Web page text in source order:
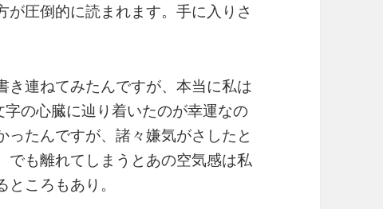
圧倒的に読まれます。手に入りさ
き連ねてみたんですが、本当に私は
の心臓に辿り着いたのが幸運なの
たんですが、諸々嫌気がさしたと
でも離れてしまうとあの空気感は私
ころもあり。